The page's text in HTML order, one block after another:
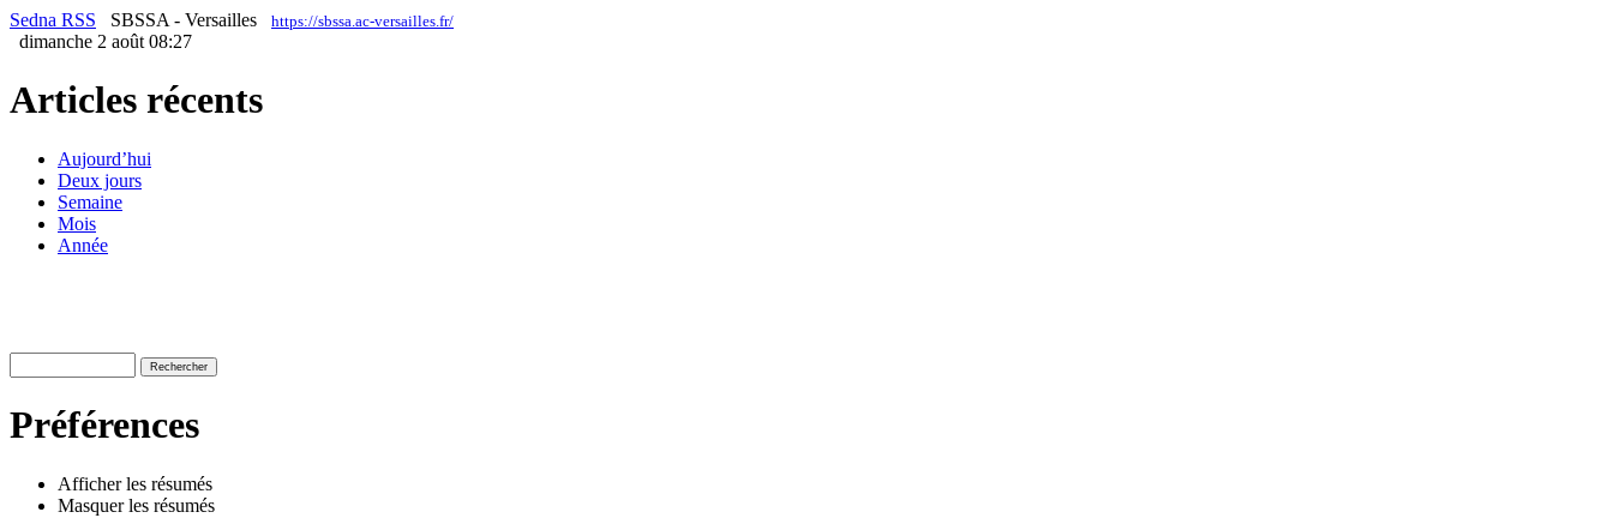
Sedna RSS SBSSA - Versailles https://sbssa.ac-versailles.fr/
dimanche 2 août 08:27
Articles récents
Aujourd’hui
Deux jours
Semaine
Mois
Année
Préférences
Afficher les résumés
Masquer les résumés